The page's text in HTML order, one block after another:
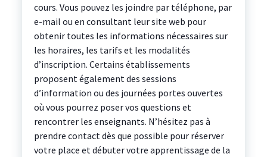
cours. Vous pouvez les joindre par téléphone, par
e-mail ou en consultant leur site web pour
obtenir toutes les informations nécessaires sur
les horaires, les tarifs et les modalités
d’inscription. Certains établissements
proposent également des sessions
d’information ou des journées portes ouvertes
où vous pourrez poser vos questions et
rencontrer les enseignants. N’hésitez pas à
prendre contact dès que possible pour réserver
votre place et débuter votre apprentissage de la